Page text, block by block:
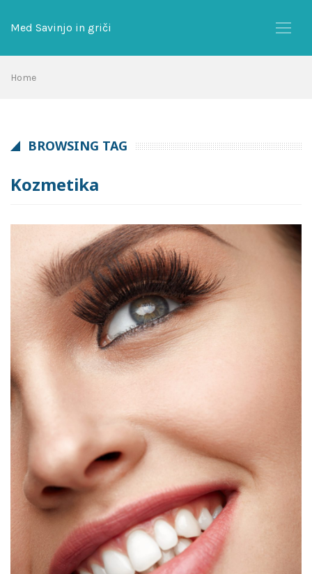
Med Savinjo in griči
Home
BROWSING TAG
Kozmetika